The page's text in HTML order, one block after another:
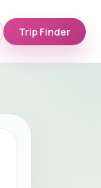
Trip Finder